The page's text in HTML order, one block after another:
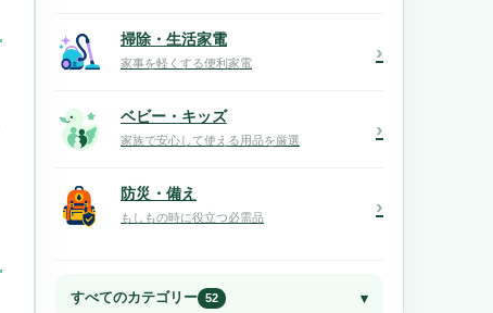
掃除・生活家電
家事を軽くする便利家電 ›
ベビー・キッズ
家族で安心して使える用品を厳選 ›
防災・備え
もしもの時に役立つ必需品 ›
すべてのカテゴリー 52